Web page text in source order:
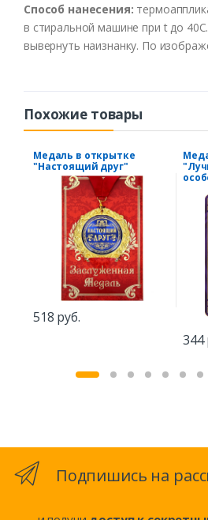
Способ нанесения:
в стиральной машине при t до
вывернуть наизнанку. По
Похожие товары
Медаль в открытке
"Настоящий друг"
518 руб.
344
Подпишись на